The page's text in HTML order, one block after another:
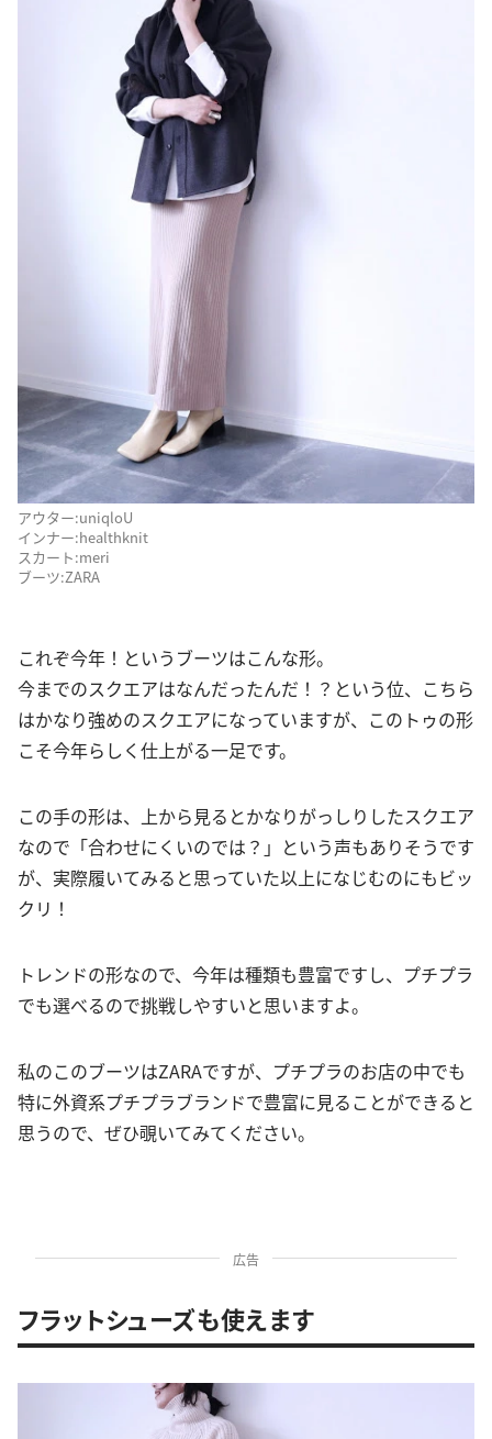
アウター:uniqloU
インナー:healthknit
スカート:meri
ブーツ:ZARA
これぞ今年！というブーツはこんな形。
今までのスクエアはなんだったんだ！？という位、こちら
はかなり強めのスクエアになっていますが、このトゥの形
こそ今年らしく仕上がる一足です。
この手の形は、上から見るとかなりがっしりしたスクエア
なので「合わせにくいのでは？」という声もありそうです
が、実際履いてみると思っていた以上になじむのにもビッ
クリ！
トレンドの形なので、今年は種類も豊富ですし、プチプラ
でも選べるので挑戦しやすいと思いますよ。
私のこのブーツはZARAですが、プチプラのお店の中でも
特に外資系プチプラブランドで豊富に見ることができると
思うので、ぜひ覗いてみてください。
広告
フラットシューズも使えます